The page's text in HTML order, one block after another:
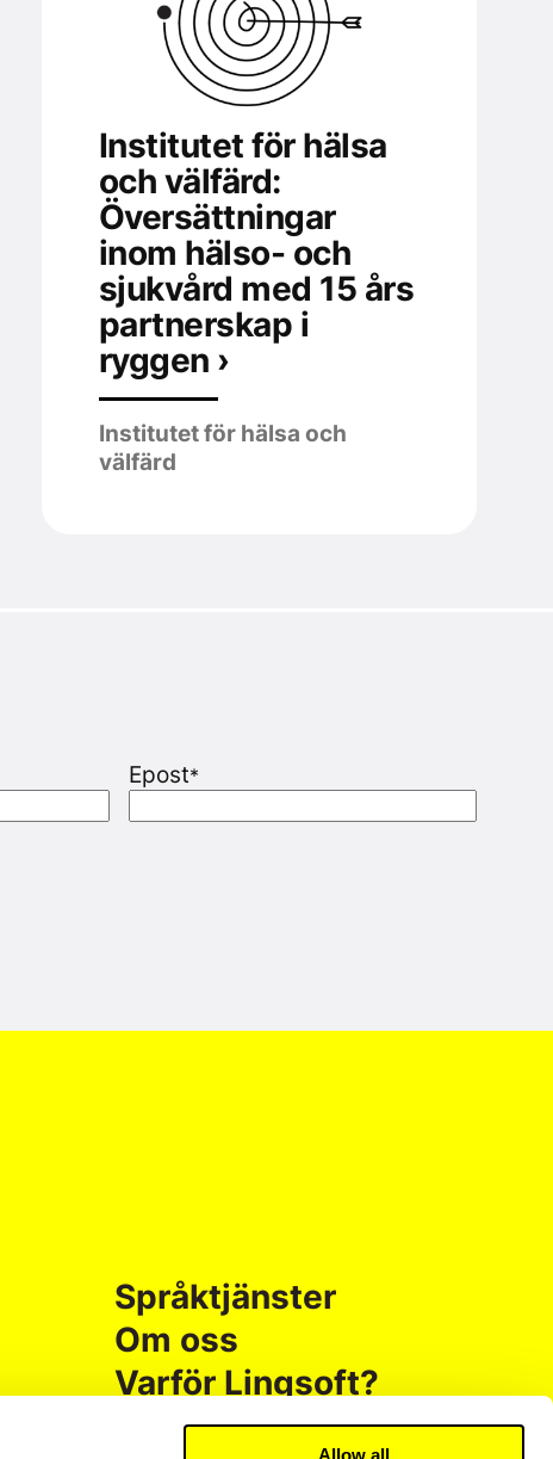
Allow all
Institutet för hälsa
och välfärd:
Översättningar
inom hälso- och
sjukvård med 15 års
partnerskap i
ryggen ›
Institutet för hälsa och
välfärd
Epost*
Språktjänster
Om oss
Varför Lingsoft?
Kontakt